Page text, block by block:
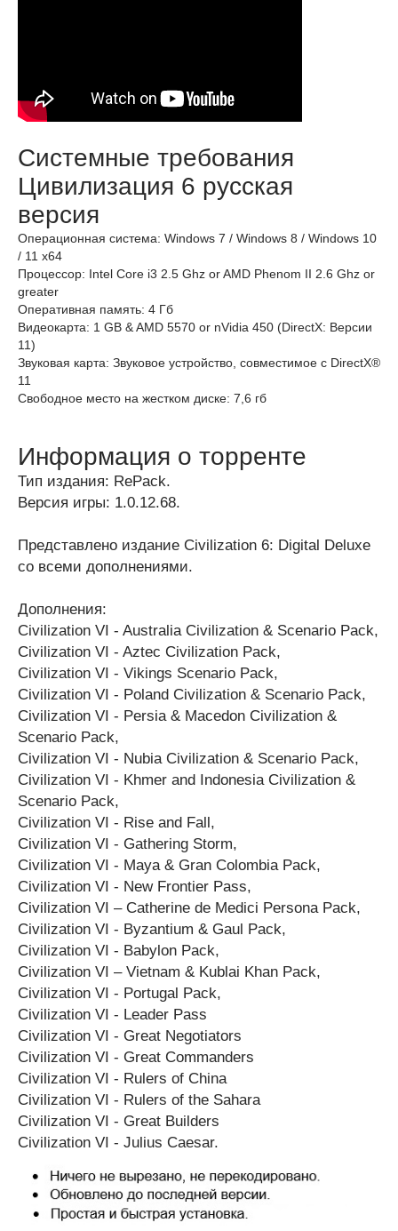
Системные требования
Цивилизация 6 русская
версия
Операционная система: Windows 7 / Windows 8 / Windows 10
/ 11 x64
Процессор: Intel Core i3 2.5 Ghz or AMD Phenom II 2.6 Ghz or
greater
Оперативная память: 4 Гб
Видеокарта: 1 GB & AMD 5570 or nVidia 450 (DirectX: Версии
11)
Звуковая карта: Звуковое устройство, совместимое с DirectX®
11
Свободное место на жестком диске: 7,6 гб
Информация о торренте
Тип издания: RePack.
Версия игры: 1.0.12.68.
Представлено издание Civilization 6: Digital Deluxe
со всеми дополнениями.
Дополнения:
Civilization VI - Australia Civilization & Scenario Pack,
Civilization VI - Aztec Civilization Pack,
Civilization VI - Vikings Scenario Pack,
Civilization VI - Poland Civilization & Scenario Pack,
Civilization VI - Persia & Macedon Civilization &
Scenario Pack,
Civilization VI - Nubia Civilization & Scenario Pack,
Civilization VI - Khmer and Indonesia Civilization &
Scenario Pack,
Civilization VI - Rise and Fall,
Civilization VI - Gathering Storm,
Civilization VI - Maya & Gran Colombia Pack,
Civilization VI - New Frontier Pass,
Civilization VI – Catherine de Medici Persona Pack,
Civilization VI - Byzantium & Gaul Pack,
Civilization VI - Babylon Pack,
Civilization VI – Vietnam & Kublai Khan Pack,
Civilization VI - Portugal Pack,
Civilization VI - Leader Pass
Civilization VI - Great Negotiators
Civilization VI - Great Commanders
Civilization VI - Rulers of China
Civilization VI - Rulers of the Sahara
Civilization VI - Great Builders
Civilization VI - Julius Caesar.